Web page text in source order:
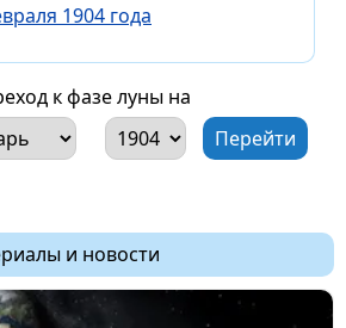
1904 года
к фазе луны на
и новости